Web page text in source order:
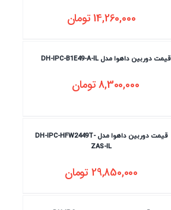
14,260,000تومان
قیمت دوربین داهوا مدل DH-IPC-B1E49-A-IL
8,300,000تومان
قیمت دوربین داهوا مدل DH-IPC-HFW2449T-
ZAS-IL
29,850,000تومان